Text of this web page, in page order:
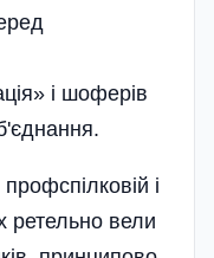
і шоферів
і
ретельно вели